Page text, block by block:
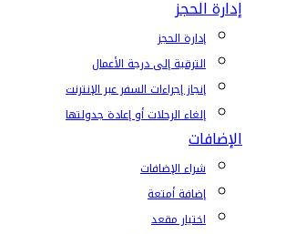
إدارة الحجز
إدارة الحجز
الترقية إلى درجة الأعمال
إنجاز إجراءات السفر عبر الإنترنت
إلغاء الرحلات أو إعادة جدولتها
الإضافات
شراء الإضافات
إضافة أمتعة
اختيار مقعد